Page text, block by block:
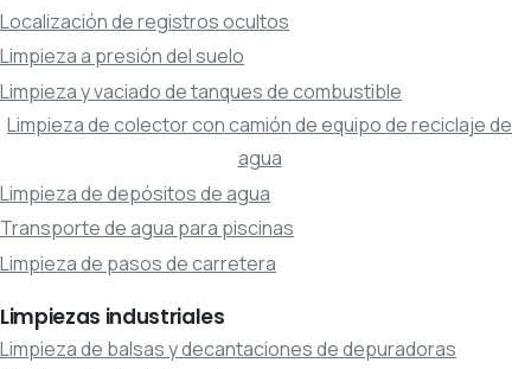
Localización de registros ocultos
Limpieza a presión del suelo
Limpieza y vaciado de tanques de combustible
Limpieza de colector con camión de equipo de reciclaje de
agua
Limpieza de depósitos de agua
Transporte de agua para piscinas
Limpieza de pasos de carretera
Limpiezas industriales
Limpieza de balsas y decantaciones de depuradoras